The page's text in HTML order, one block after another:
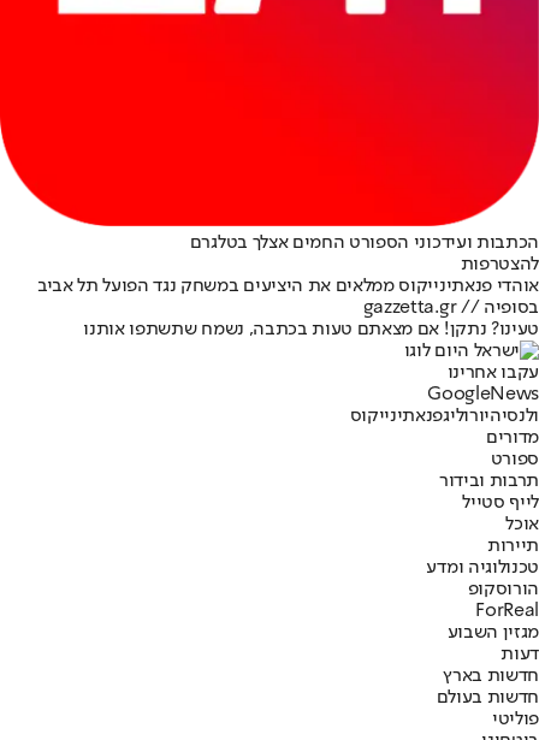
הכתבות ועידכוני הספורט החמים אצלך בטלגרם
להצטרפות
אוהדי פנאתינייקוס ממלאים את היציעים במשחק נגד הפועל תל אביב
בסופיה // gazzetta.gr
טעינו? נתקן! אם מצאתם טעות בכתבה, נשמח שתשתפו אותנו
עקבו אחרינו
Googl eNews
ולנסיהיורוליגפנאתינייקוס
מדורים
ספורט
תרבות ובידור
לייף סטייל
אוכל
תיירות
טכנולוגיה ומדע
הורוסקופ
ForReal
מגזין השבוע
דעות
חדשות בארץ
חדשות בעולם
פוליטי